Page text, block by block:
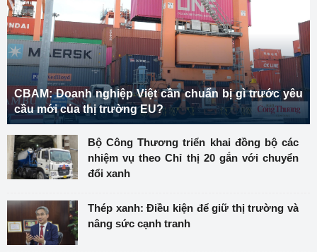
CBAM: Doanh nghiệp Việt cần chuẩn bị gì trước yêu
cầu mới của thị trường EU?
Bộ Công Thương triển khai đồng bộ các
nhiệm vụ theo Chỉ thị 20 gắn với chuyển
đổi xanh
Thép xanh: Điều kiện để giữ thị trường và
nâng sức cạnh tranh